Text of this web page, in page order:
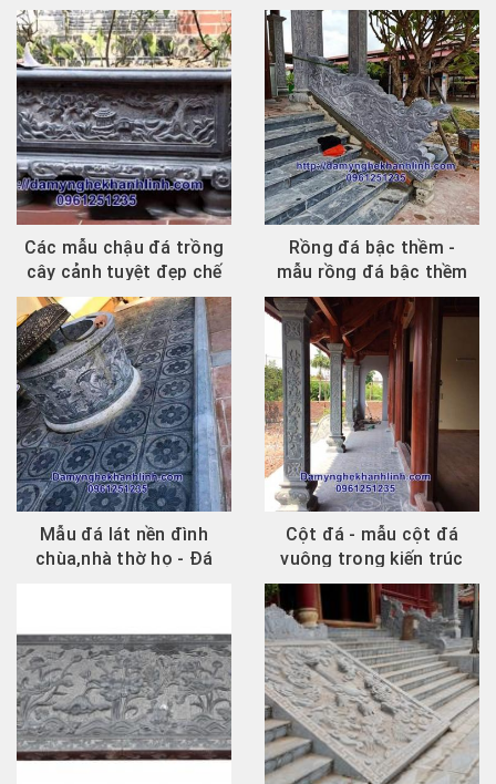
Các mẫu chậu đá trồng
cây cảnh tuyệt đẹp chế
tác tại Ninh...
Rồng đá bậc thềm -
mẫu rồng đá bậc thềm
nhà thờ họ đẹp
Mẫu đá lát nền đình
chùa,nhà thờ họ - Đá
Cột đá - mẫu cột đá
vuông trong kiến trúc
nhà thờ họ